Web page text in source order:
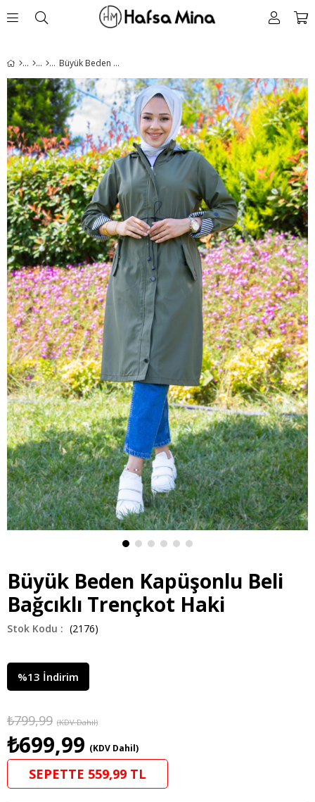
Büyük Beden Kapüşonlu Beli Bağcıklı Trençkot Haki
Büyük Beden Kapüşonlu Beli
Bağcıklı Trençkot Haki
(2176)
%13 İndirim
₺799,99 (KDV Dahil)
₺699,99 (KDV Dahil)
SEPETTE 559,99 TL